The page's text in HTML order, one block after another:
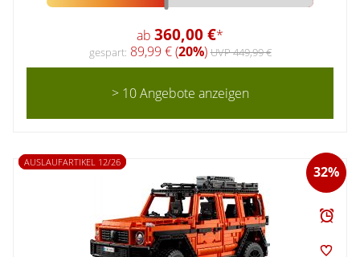
ab 360,00 €*
gespart: 89,99 € (20%)UVP 449,99 €
> 10 Angebote anzeigen
32%
AUSLAUFARTIKEL 12/26